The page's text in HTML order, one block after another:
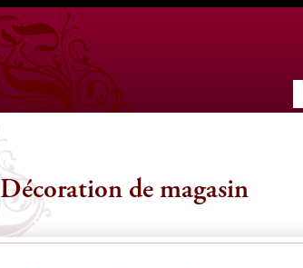
Décoration de magasin